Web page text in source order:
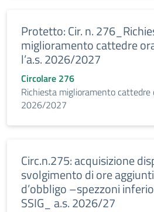
Protetto: Cir. n.
miglioramento cattedre
l’a.s. 2026/2027
Circolare 276
Richiesta miglioramento cattedre
2026/2027
Circ.n.275: acquisizione
svolgimento di ore
d’obbligo –spezzoni
SSIG_ a.s. 2026/27